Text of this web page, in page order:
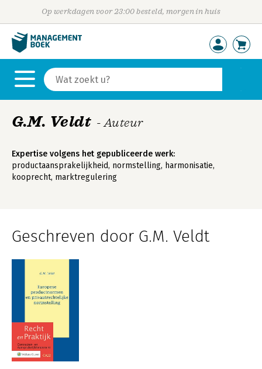
Op werkdagen voor 23:00 besteld, morgen in huis
G.M. Veldt - Auteur
Expertise volgens het gepubliceerde werk:
productaansprakelijkheid, normstelling, harmonisatie,
kooprecht, marktregulering
Geschreven door G.M. Veldt